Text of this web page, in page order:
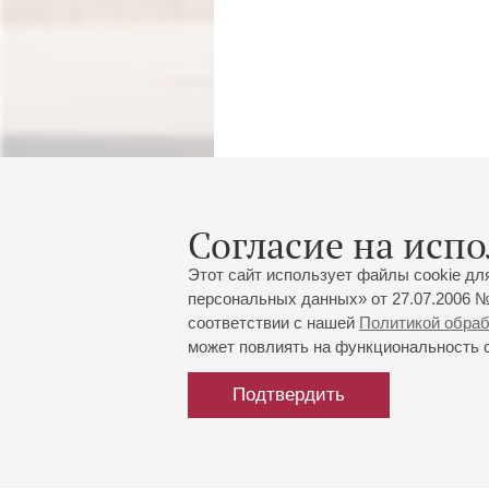
Согласие на
Этот сайт использует файлы cookie
персональных данных» от 27.07.2006
соответствии с нашей Политикой
может повлиять на функциональность
Подтвердить